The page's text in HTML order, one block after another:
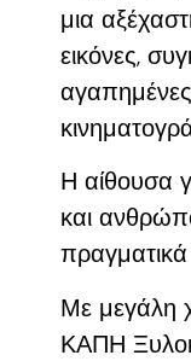
μια
εικόνες,
Η αίθουσα
και
πραγματικά
Με μεγάλη
ΚΑΠΗ